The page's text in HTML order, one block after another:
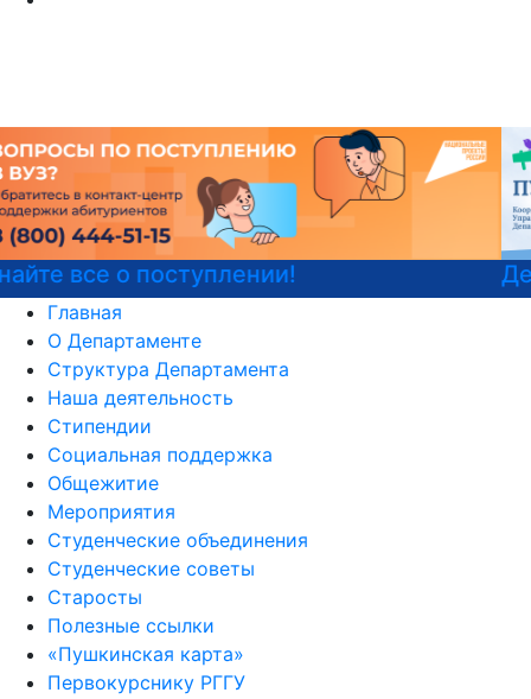
Детали программы
Главная
О Департаменте
Структура Департамента
Наша деятельность
Стипендии
Социальная поддержка
Общежитие
Мероприятия
Студенческие объединения
Студенческие советы
Старосты
Полезные ссылки
«Пушкинская карта»
Первокурснику РГГУ